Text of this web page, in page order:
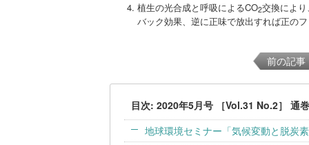
植生の光合成と呼吸によるCO2交換によ
バック効果、逆に正味で放出すれば正の
前の記事
目次: 2020年5月号 ［Vol.31 No.2］ 通
地球環境セミナー「気候変動と脱炭